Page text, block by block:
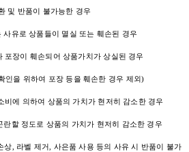
및 반품이 불가능한 경우
사유로 상품들이 멸실 또는 훼손된 경우
포장이 훼손되어 상품가치가 상실된 경우
인을 위하여 포장 등을 훼손한 경우 제외)
비에 의하여 상품의 가치가 현저히 감소한 경우
란할 정도로 상품의 가치가 현저히 감소한 경우
상, 라벨 제거, 사은품 사용 등의 사유 시 반품이 불가